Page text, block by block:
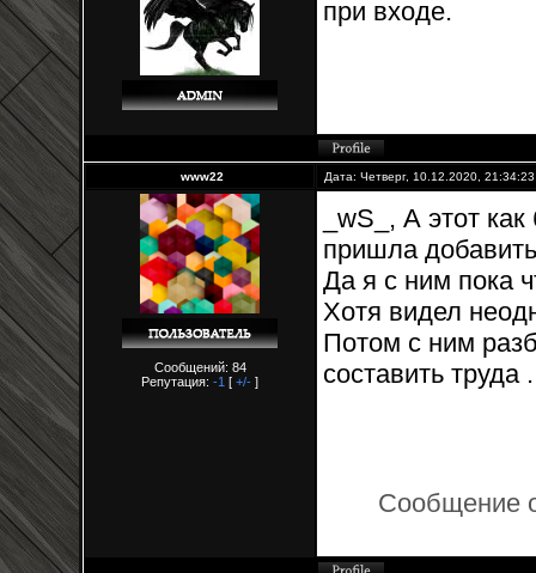
при входе.
www22 Дата: Четверг, 10.12.2020,
Сообщений: 84
Репутация: -1 [ +/- ]
_wS_, А этот
пришла
Да я с ним пока
Хотя видел
Потом с ним
составить труда
Сообщение